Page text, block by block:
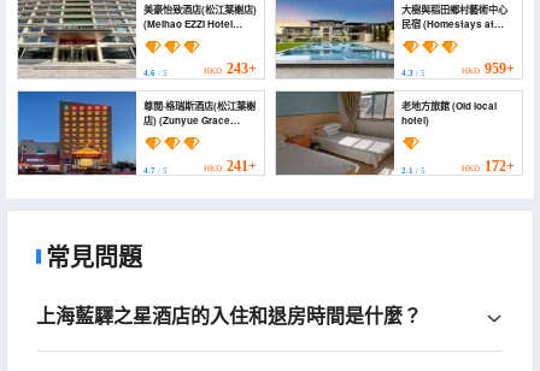
美豪怡致酒店(松江葉榭店)
(Meihao EZZI Hotel
(Songjiang Yexie))
4.6 / 5 HKD 243+
大樹與稻田鄉村藝術中心
民宿 (Homestays at
Dashu & Paddy Field
Rural Art Center)
4.3/ 5 HKD 959+
尊閲·格瑞斯酒店(松江葉榭
店) (Zunyue Grace
Hotel (Shanghai Lida
University Branch))
4.7 / 5 HKD 241+
老地方旅館 (Old local
hotel)
2.1/ 5 HKD 172+
常見問題
上海藍驛之星酒店的入住和退房時間是什麼？